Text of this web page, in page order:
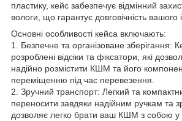
пластику, кейс забезпечує відмінний
вологи, що гарантує довговічність вашого
Основні особливості кейса включають:
1. Безпечне та організоване зберігання:
розроблені відсіки та фіксатори, які
надійно розмістити КШМ та його
переміщенню під час перевезення.
2. Зручний транспорт: Легкий та
переносити завдяки надійним ручкам та
дозволяє легко брати ваш КШМ з собою у